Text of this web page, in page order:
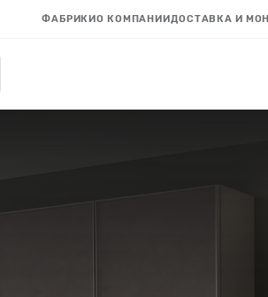
ФАБРИКИО КОМПАНИИДОСТАВКА И